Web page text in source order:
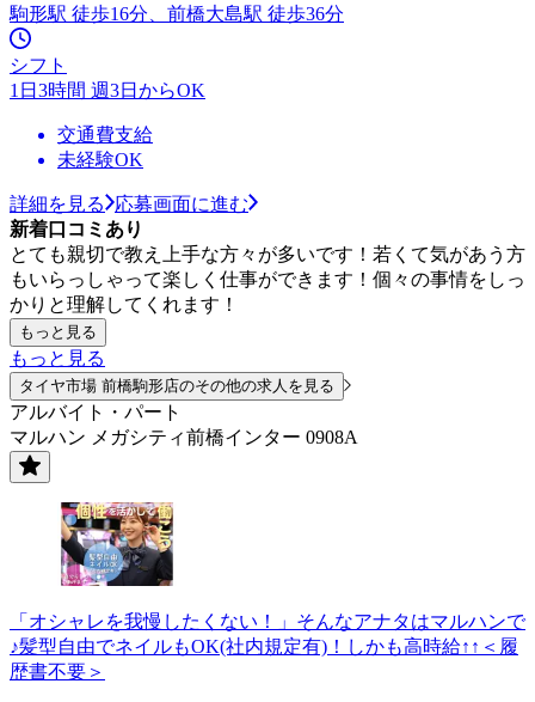
駒形駅 徒歩16分、前橋大島駅 徒歩36分
シフト
1日3時間 週3日からOK
交通費支給
未経験OK
詳細を見る
応募画面に進む
新着口コミあり
とても親切で教え上手な方々が多いです！若くて気があう方
もいらっしゃって楽しく仕事ができます！個々の事情をしっ
かりと理解してくれます！
もっと見る
もっと見る
タイヤ市場 前橋駒形店のその他の求人を見る
アルバイト・パート
マルハン メガシティ前橋インター 0908A
「オシャレを我慢したくない！」そんなアナタはマルハンで
♪髪型自由でネイルもOK(社内規定有)！しかも高時給↑↑＜履
歴書不要＞